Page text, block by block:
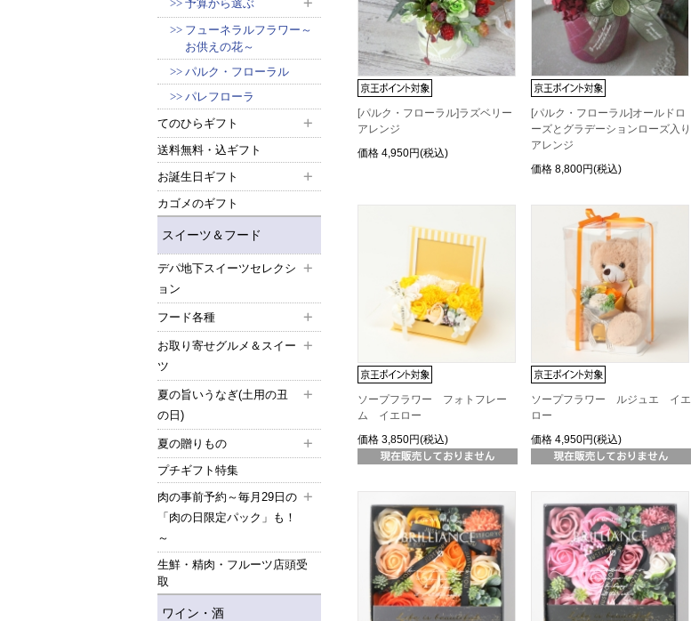
予算から選ぶ
フューネラルフラワー～
お供えの花～
パルク・フローラル
パレフローラ
てのひらギフト
送料無料・込ギフト
お誕生日ギフト
カゴメのギフト
スイーツ＆フード
デパ地下スイーツセレクシ
ョン
フード各種
お取り寄せグルメ＆スイー
ツ
夏の旨いうなぎ(土用の丑
の日)
夏の贈りもの
プチギフト特集
肉の事前予約～毎月29日の
「肉の日限定パック」も！
～
生鮮・精肉・フルーツ店頭受
取
ワイン・酒
[パルク・フローラル]ラズベリー
アレンジ
価格 4,950円(税込)
[パルク・フローラル]オールドロ
ーズとグラデーションローズ入り
アレンジ
価格 8,800円(税込)
ソープフラワー フォトフレー
ム イエロー
価格 3,850円(税込)
ソープフラワー ルジュエ イエ
ロー
価格 4,950円(税込)